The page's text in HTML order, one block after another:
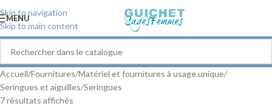
Skip to navigation
Skip to main content
MENU
Accueil Fournitures Matériel et fournitures à usage unique
Seringues et aiguilles Seringues
7 résultats affichés